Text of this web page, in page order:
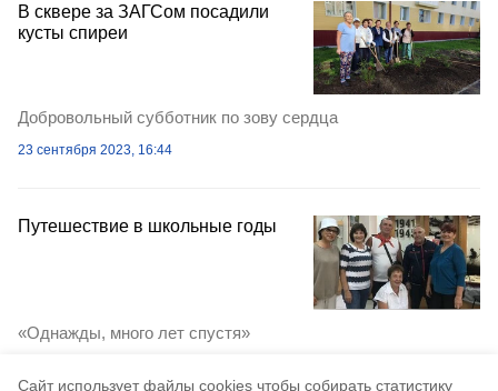
Cайт использует файлы cookies чтобы собирать статистику
В сквере за ЗАГСом посадили
кусты спиреи
Добровольный субботник по зову сердца
23 сентября 2023, 16:44
Путешествие в школьные годы
«Однажды, много лет спустя»